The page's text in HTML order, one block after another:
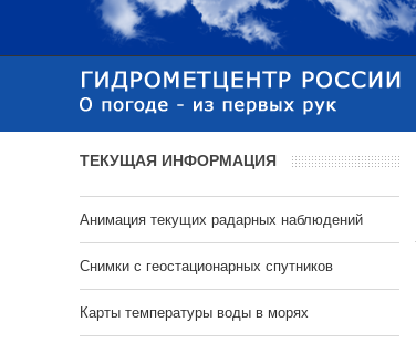
ТЕКУЩАЯ ИНФОРМАЦИЯ
Анимация текущих радарных наблюдений
Cнимки с геостационарных спутников
Карты температуры воды в морях